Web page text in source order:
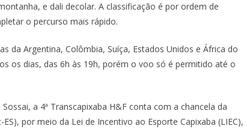
e dali decolar. A classificação é por ordem de
o percurso mais rápido.
da Argentina, Colômbia, Suíça, Estados Unidos e África do
os dias, das 6h às 19h, porém o voo só é permitido até o
a 4ª Transcapixaba H&F conta com a chancela da
por meio da Lei de Incentivo ao Esporte Capixaba (LIEC),